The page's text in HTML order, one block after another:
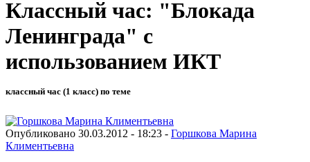
Классный час: "Блокада
Ленинграда" с
использованием ИКТ
классный час (1 класс) по теме
Опубликовано 30.03.2012 - 18:23 - Горшкова Марина
Климентьевна